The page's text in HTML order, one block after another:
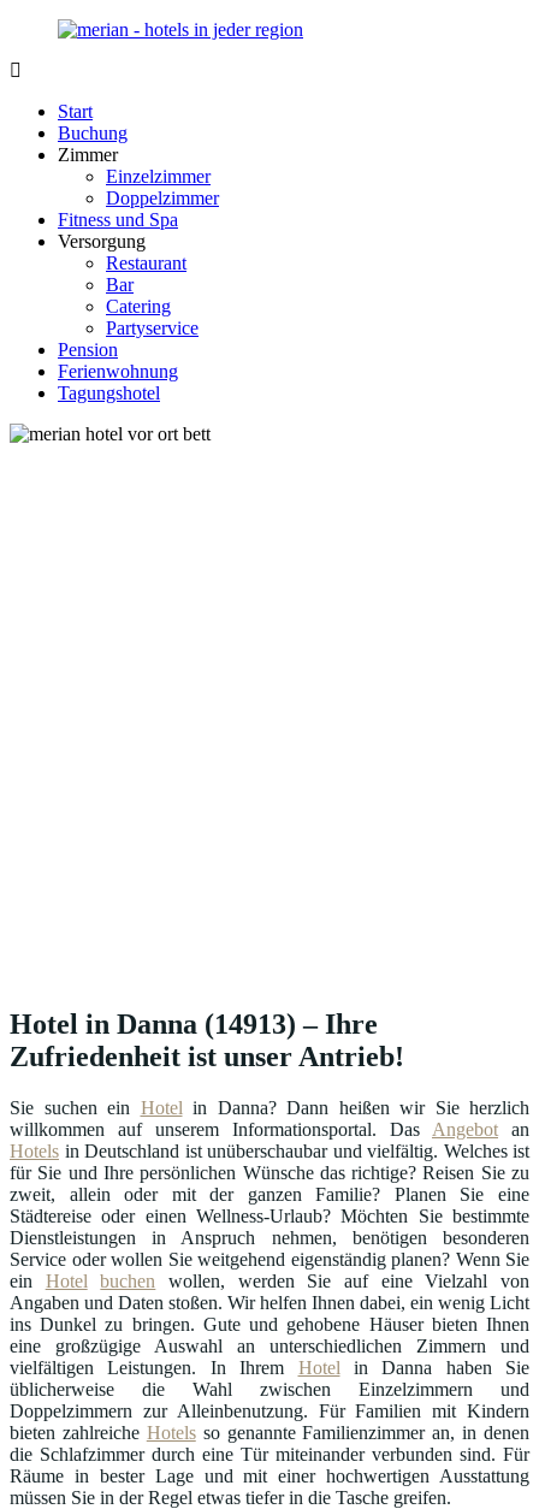
Zurück
Inhalt
Hotel.de
Portal
Hotels,
Unterkunft
Reisen
Deutschland
Start
Buchung
Zimmer
Einzelzimmer
Doppelzimmer
Fitness und Spa
Versorgung
Restaurant
Bar
Catering
Partyservice
Pension
Ferienwohnung
Tagungshotel
Hotel in Danna (14913) – Ihre
Zufriedenheit ist unser Antrieb!
Sie suchen ein Hotel in Danna? Dann heißen wir Sie herzlich
willkommen auf unserem Informationsportal. Das Angebot an
Hotels in Deutschland ist unüberschaubar und vielfältig. Welches ist
für Sie und Ihre persönlichen Wünsche das richtige? Reisen Sie zu
zweit, allein oder mit der ganzen Familie? Planen Sie eine
Städtereise oder einen Wellness-Urlaub? Möchten Sie bestimmte
Dienstleistungen in Anspruch nehmen, benötigen besonderen
Service oder wollen Sie weitgehend eigenständig planen? Wenn Sie
ein Hotel buchen wollen, werden Sie auf eine Vielzahl von
Angaben und Daten stoßen. Wir helfen Ihnen dabei, ein wenig Licht
ins Dunkel zu bringen. Gute und gehobene Häuser bieten Ihnen
eine großzügige Auswahl an unterschiedlichen Zimmern und
vielfältigen Leistungen. In Ihrem Hotel in Danna haben Sie
üblicherweise die Wahl zwischen Einzelzimmern und
Doppelzimmern zur Alleinbenutzung. Für Familien mit Kindern
bieten zahlreiche Hotelsso genannte Familienzimmer an, in denen
die Schlafzimmer durch eine Tür miteinander verbunden sind. Für
Räume in bester Lage und mit einer hochwertigen Ausstattung
müssen Sie in der Regel etwas tiefer in die Tasche greifen.